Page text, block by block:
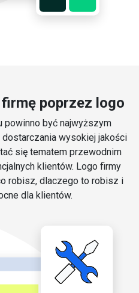
poprzez logo
powinno być najwyższym
wysokiej jakości
się tematem przewodnim
klientów. Logo firmy
robisz, dlaczego to robisz i
dla klientów.